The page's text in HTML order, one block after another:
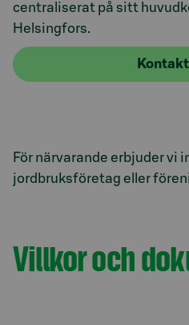
centraliserat på sitt
Helsingfors.
För närvarande erbjuder vi
jordbruksföretag eller
Villkor och